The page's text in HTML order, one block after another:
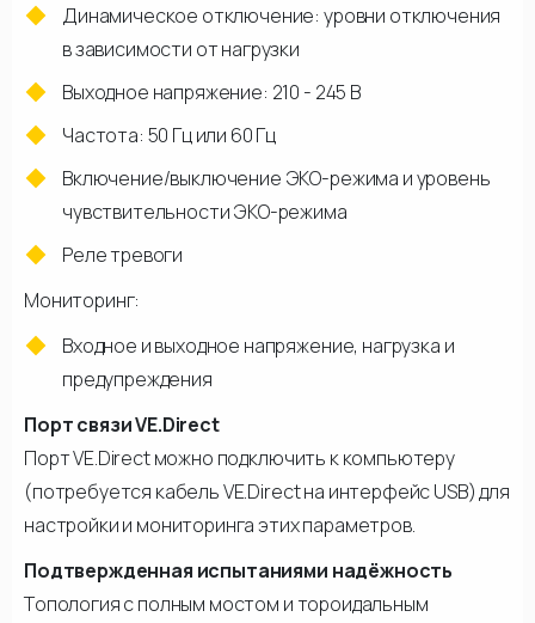
Динамическое отключение: уровни отключения
в зависимости от нагрузки
Выходное напряжение: 210 - 245 В
Частота: 50 Гц или 60 Гц
Включение/выключение ЭКО-режима и уровень
чувствительности ЭКО-режима
Реле тревоги
Мониторинг:
Входное и выходное напряжение, нагрузка и
предупреждения
Порт связи VE.Direct
Порт VE.Direct можно подключить к компьютеру
(потребуется кабель VE.Direct на интерфейс USB) для
настройки и мониторинга этих параметров.
Подтвержденная испытаниями надёжность
Топология с полным мостом и тороидальным